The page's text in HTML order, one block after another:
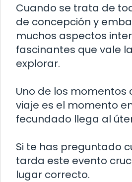
Cuando se trata de
de concepción y
muchos aspectos
fascinantes que vale
explorar.
Uno de los momentos
viaje es el momento
fecundado llega al
Si te has preguntado
tarda este evento
lugar correcto.